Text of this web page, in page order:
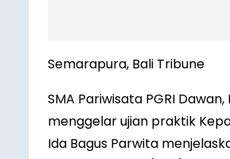
Semarapura, Bali Tribune
SMA Pariwisata PGRI
menggelar ujian praktik
Ida Bagus Parwita